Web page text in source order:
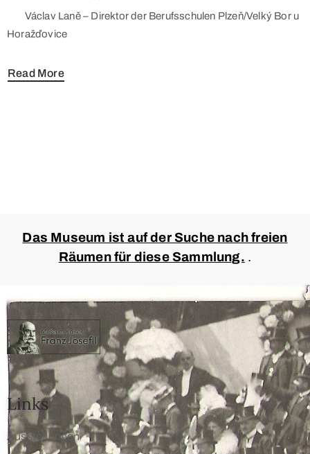
Václav Laně – Direktor der Berufsschulen Plzeň/Velký Bor u
Horažďovice
Read More
Das Museum ist auf der Suche nach freien
Räumen für diese Sammlung. .
Links
Ausstellungen